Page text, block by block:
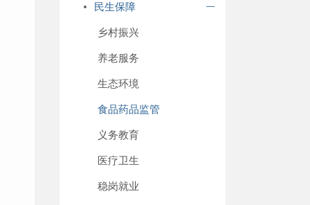
民生保障
乡村振兴
养老服务
生态环境
食品药品监管
义务教育
医疗卫生
稳岗就业